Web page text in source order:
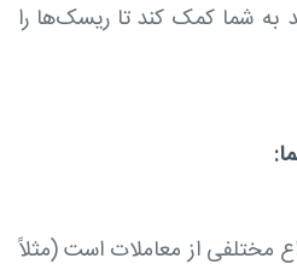
شما کمک کند تا ریسک‌ها را
مختلفی از معاملات است (مثلاً